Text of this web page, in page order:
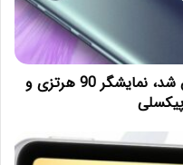
مشخصات احتمالی موتو E40 فاش شد، نمایشگر 90 هرتزی و